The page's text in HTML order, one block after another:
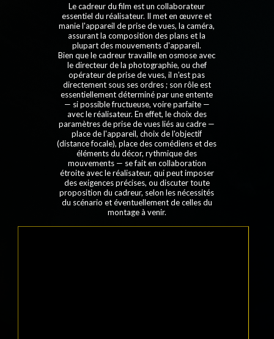
Le cadreur du film est un collaborateur
essentiel du réalisateur. Il met en œuvre et
manie l'appareil de prise de vues, la caméra,
assurant la composition des plans et la
plupart des mouvements d'appareil.
Bien que le cadreur travaille en osmose avec
le directeur de la photographie, ou chef
opérateur de prise de vues, il n'est pas
directement sous ses ordres ; son rôle est
essentiellement déterminé par une entente
— si possible fructueuse, voire parfaite —
avec le réalisateur. En effet, le choix des
paramètres de prise de vues liés au cadre —
place de l'appareil, choix de l'objectif
(distance focale), place des comédiens et des
éléments du décor, rythmique des
mouvements — se fait en collaboration
étroite avec le réalisateur, qui peut imposer
des exigences précises, ou discuter toute
proposition du cadreur, selon les nécessités
du scénario et éventuellement de celles du
montage à venir.